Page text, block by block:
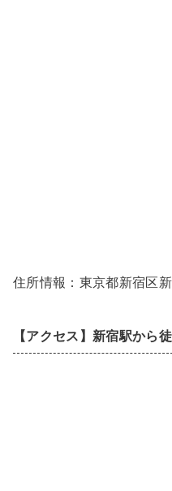
住所情報：東京都新宿区
【アクセス】新宿駅から